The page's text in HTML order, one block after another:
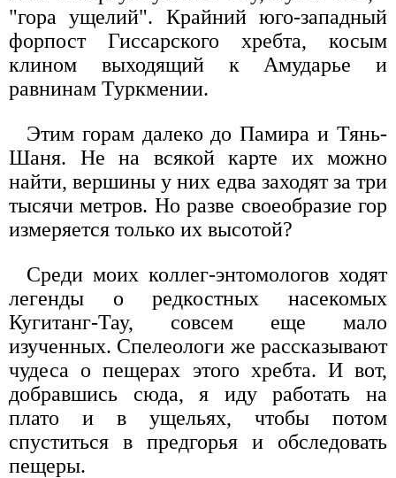
"гора ущелий". Крайний юго-западный
форпост Гиссарского хребта, косым
клином выходящий к Амударье и
равнинам Туркмении.
Этим горам далеко до Памира и Тянь-
Шаня. Не на всякой карте их можно
найти, вершины у них едва заходят за три
тысячи метров. Но разве своеобразие гор
измеряется только их высотой?
Среди моих коллег-энтомологов ходят
легенды о редкостных насекомых
Кугитанг-Тау, совсем еще мало
изученных. Спелеологи же рассказывают
чудеса о пещерах этого хребта. И вот,
добравшись сюда, я иду работать на
плато и в ущельях, чтобы потом
спуститься в предгорья и обследовать
пещеры.